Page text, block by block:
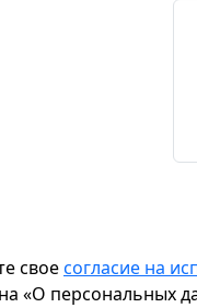
своесогласие на
«О персональных